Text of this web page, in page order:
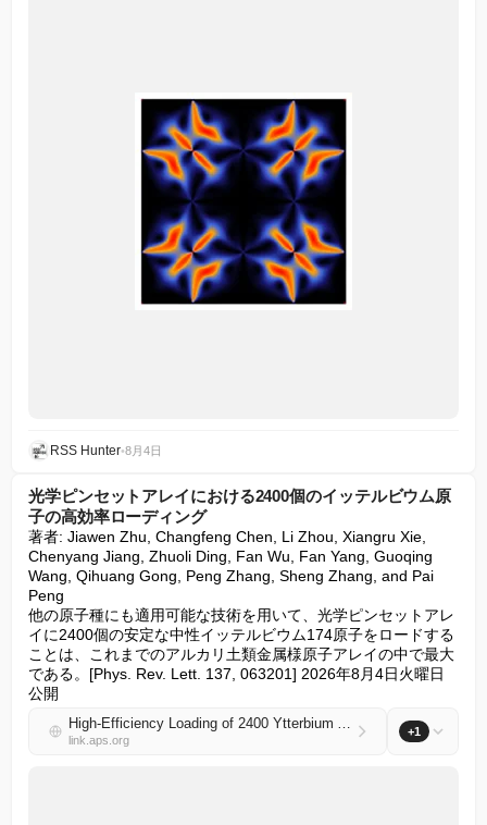
RSS Hunter•8月4日
光学ピンセットアレイにおける2400個のイッテルビウム原
子の高効率ローディング
著者: Jiawen Zhu, Changfeng Chen, Li Zhou, Xiangru Xie,
Chenyang Jiang, Zhuoli Ding, Fan Wu, Fan Yang, Guoqing
Wang, Qihuang Gong, Peng Zhang, Sheng Zhang, and Pai
Peng
他の原子種にも適用可能な技術を用いて、光学ピンセットアレ
イに2400個の安定な中性イッテルビウム174原子をロードする
ことは、これまでのアルカリ土類金属様原子アレイの中で最大
である。[Phys. Rev. Lett. 137, 063201] 2026年8月4日火曜日
公開
High-Efficiency Loading of 2400 Ytterbium Atoms in Optical Tweezer Arrays
link.aps.org
+1